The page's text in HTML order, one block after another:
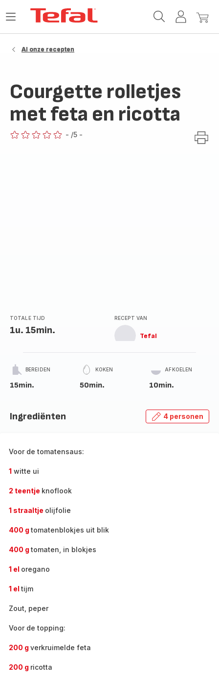
MijnMijn
Open
Al onze recepten
Courgette rolletjes
met feta en ricotta
- /5 -
TOTALE TIJD
1u. 15min.
RECEPT VAN
Tefal
BEREIDEN
15min.
KOKEN
50min.
AFKOELEN
10min.
Ingrediënten 4 personen
Voor de tomatensaus:
1 witte ui
2 teentje knoflook
1 straaltje olijfolie
400 g tomatenblokjes uit blik
400 g tomaten, in blokjes
1 el oregano
1 el tijm
Zout, peper
Voor de topping:
200 g verkruimelde feta
200 g ricotta